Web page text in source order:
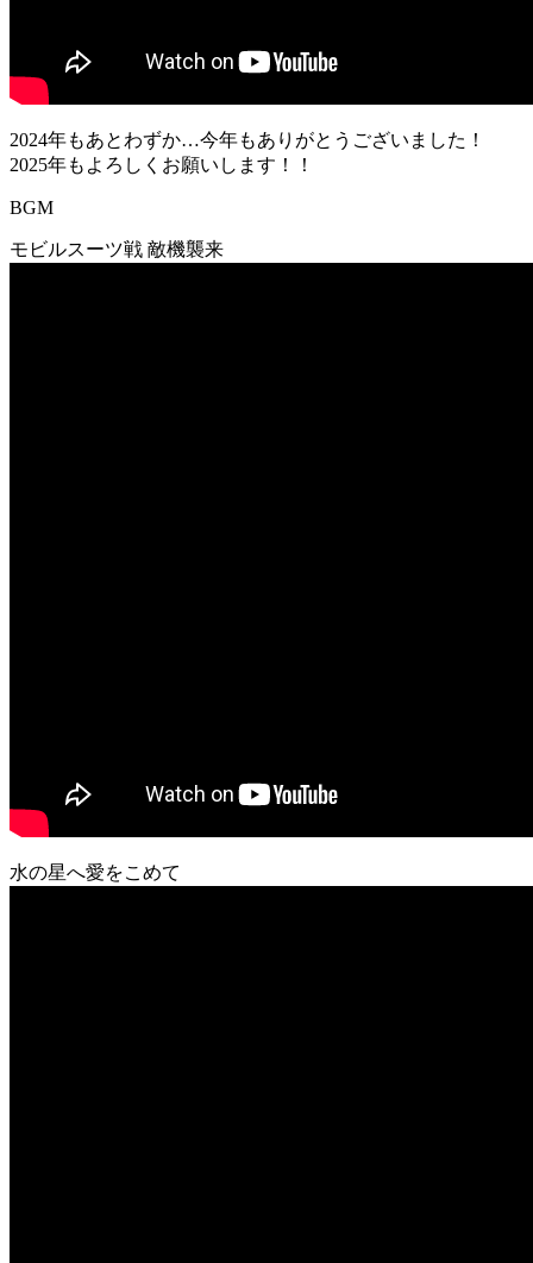
2024年もあとわずか…今年もありがとうございました！
2025年もよろしくお願いします！！
BGM
モビルスーツ戦 敵機襲来
水の星へ愛をこめて